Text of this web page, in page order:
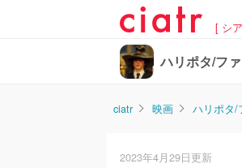
[ シ
ハリポタ/フ
ciatr 映画 ハリポタ/
2023年4月29日更新